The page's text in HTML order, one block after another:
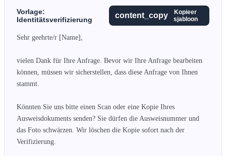
Vorlage:
Identitätsverifizierung
content_copy
Kopieer
sjabloon
Sehr geehrte/r [Name],
vielen Dank für Ihre Anfrage. Bevor wir Ihre Anfrage bearbeiten
können, müssen wir sicherstellen, dass diese Anfrage von Ihnen
stammt.
Könnten Sie uns bitte einen Scan oder eine Kopie Ihres
Ausweisdokuments senden? Sie dürfen die Ausweisnummer und
das Foto schwärzen. Wir löschen die Kopie sofort nach der
Verifizierung.